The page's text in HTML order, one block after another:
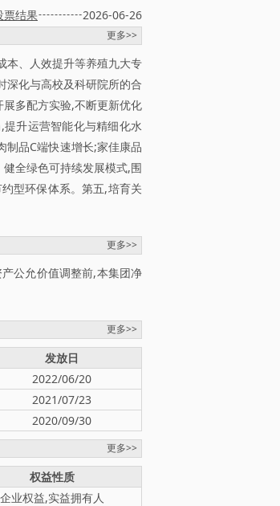
票结果
2026-06-26
更多>>
本、人效提升等养殖九大专
深化与高校及科研院所的合
多配方实验,不断更新优化
升运营智能化与精细化水
制品C端快速增长;家佳康品
全绿色可持续发展模式,围
型环保体系。第五,培育关
更多>>
公允价值调整前,本集团净
更多>>
发放日
2022/06/20
2021/07/23
2020/09/30
更多>>
权益性质
业权益,实益拥有人